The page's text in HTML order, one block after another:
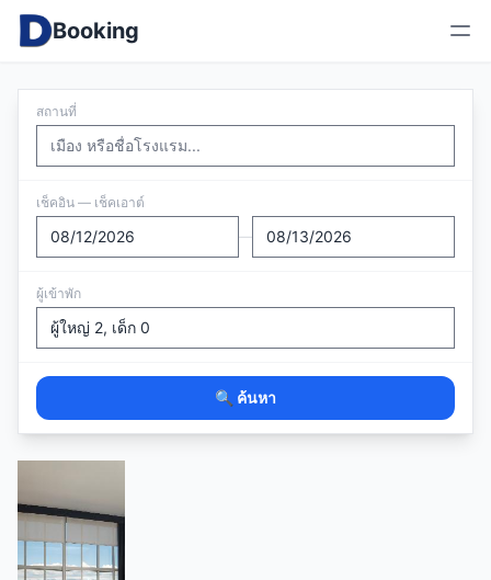
Booking
สถานที่
เช็คอิน — เช็คเอาต์
—
ผู้เข้าพัก
🔍 ค้นหา